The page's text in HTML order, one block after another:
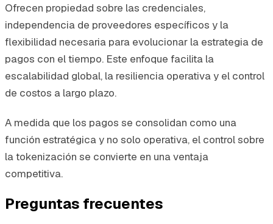
Ofrecen propiedad sobre las credenciales,
independencia de proveedores específicos y la
flexibilidad necesaria para evolucionar la estrategia de
pagos con el tiempo. Este enfoque facilita la
escalabilidad global, la resiliencia operativa y el control
de costos a largo plazo.
A medida que los pagos se consolidan como una
función estratégica y no solo operativa, el control sobre
la tokenización se convierte en una ventaja
competitiva.
Preguntas frecuentes